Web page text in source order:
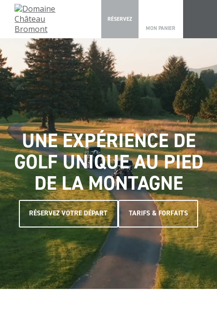
RÉSERVEZ
MON PANIER
UNE EXPÉRIENCE DE
GOLF UNIQUE AU PIED
DE LA MONTAGNE
RÉSERVEZ VOTRE DÉPART TARIFS & FORFAITS